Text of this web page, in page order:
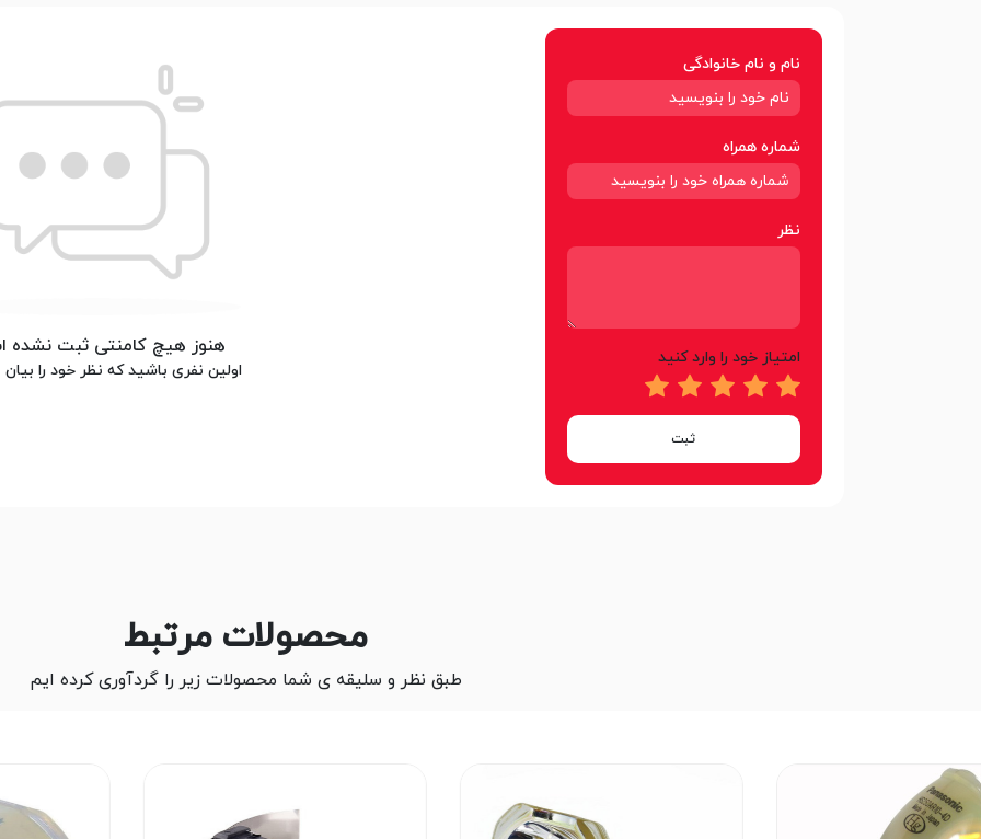
نام و نام خانوادگی
شماره همراه
نظر
امتیاز خود را وارد کنید
ثبت
هنوز هیچ کامنتی ثبت نشده
اولین نفری باشید که نظر خود را
محصولات مرتبط
طبق نظر و سلیقه ی شما محصولات زیر را گردآوری کرده ایم